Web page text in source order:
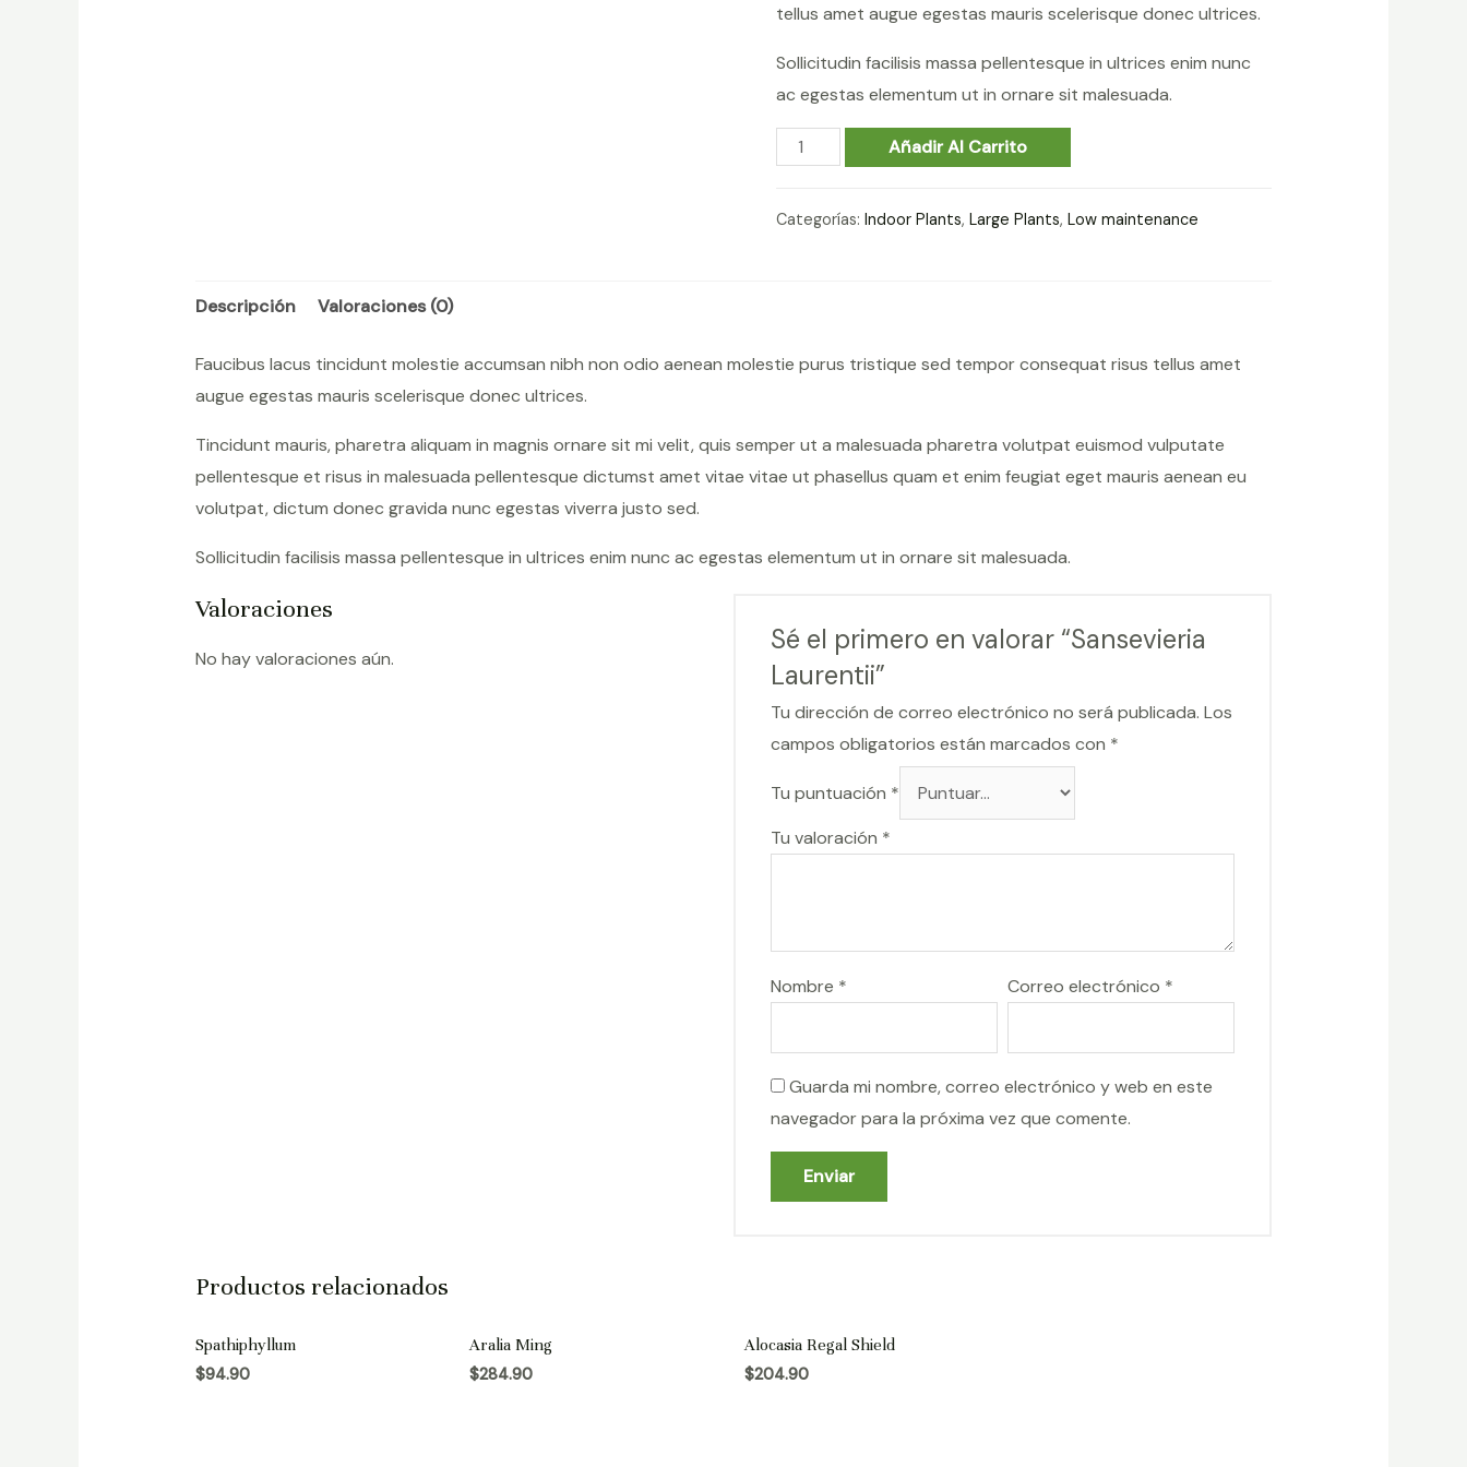
tellus amet augue egestas mauris scelerisque donec ultrices.
Sollicitudin facilisis massa pellentesque in ultrices enim nunc
ac egestas elementum ut in ornare sit malesuada.
Sansevieria
Añadir Al Carrito
Categorías:Indoor Plants,Large Plants,Low maintenance
Descripción Valoraciones (0)
Faucibus lacus tincidunt molestie accumsan nibh non odio aenean molestie purus tristique sed tempor consequat risus tellus amet
augue egestas mauris scelerisque donec ultrices.
Tincidunt mauris, pharetra aliquam in magnis ornare sit mi velit, quis semper ut a malesuada pharetra volutpat euismod vulputate
pellentesque et risus in malesuada pellentesque dictumst amet vitae vitae ut phasellus quam et enim feugiat eget mauris aenean eu
volutpat, dictum donec gravida nunc egestas viverra justo sed.
Sollicitudin facilisis massa pellentesque in ultrices enim nunc ac egestas elementum ut in ornare sit malesuada.
Valoraciones
No hay valoraciones aún.
Sé el primero en valorar “Sansevieria
Laurentii”
Tu dirección de correo electrónico no será publicada. Los
campos obligatorios están marcados con *
Tu puntuación *
Tu valoración *
Nombre * Correo electrónico *
Guarda mi nombre, correo electrónico y web en este
navegador para la próxima vez que comente.
Productos relacionados
Spathiphyllum
$94.90
Aralia Ming
$284.90
Alocasia Regal Shield
$204.90